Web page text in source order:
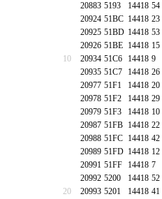
20883 5193 14418 54
20924 51BC 14418 23
20925 51BD 14418 53
20926 51BE 14418 15
10
20934 51C6 14418 9
20935 51C7 14418 26
20977 51F1 14418 20
20978 51F2 14418 29
20979 51F3 14418 10
20987 51FB 14418 22
20988 51FC 14418 42
20989 51FD 14418 12
20991 51FF 14418 7
20992 5200 14418 52
20
20993 5201 14418 41